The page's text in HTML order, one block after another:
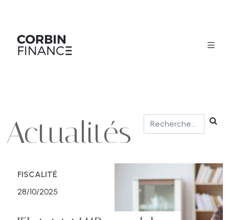
Actualités
FISCALITÉ
28/10/2025